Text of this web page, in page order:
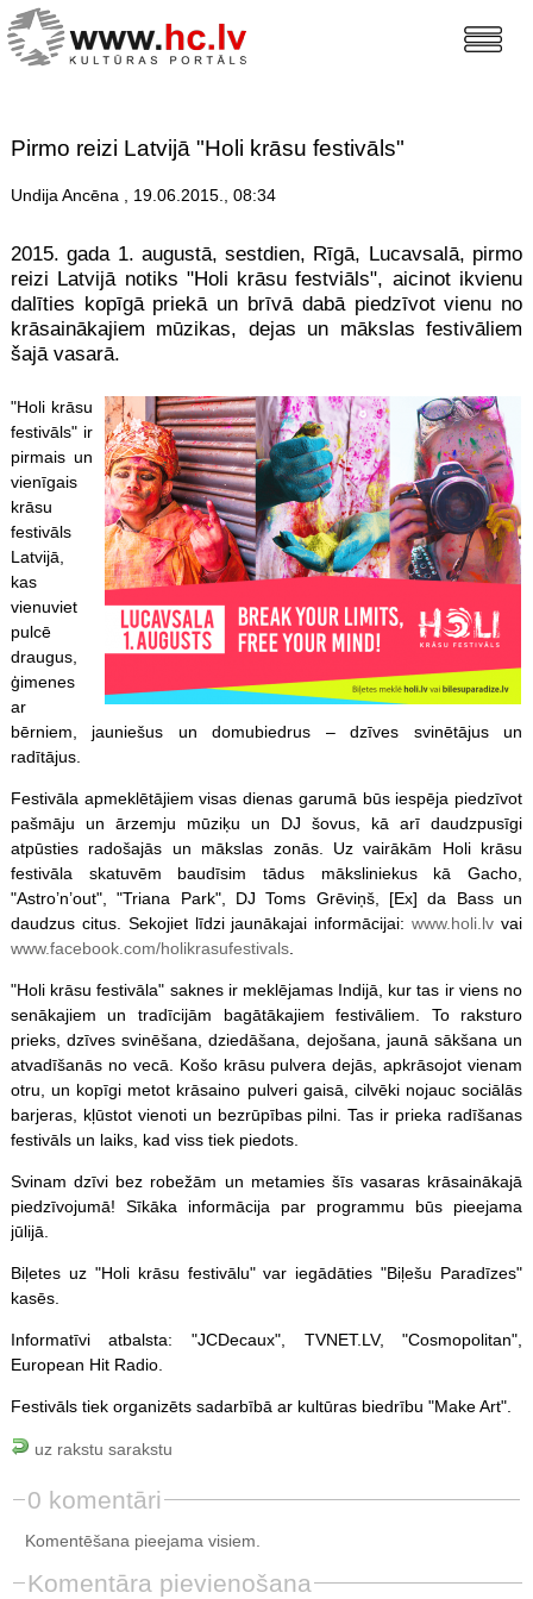
Pirmo reizi Latvijā "Holi krāsu festivāls"
Undija Ancēna , 19.06.2015., 08:34
2015. gada 1. augustā, sestdien, Rīgā, Lucavsalā, pirmo
reizi Latvijā notiks "Holi krāsu festviāls", aicinot ikvienu
dalīties kopīgā priekā un brīvā dabā piedzīvot vienu no
krāsainākajiem mūzikas, dejas un mākslas festivāliem
šajā vasarā.
"Holi krāsu
festivāls" ir
pirmais un
vienīgais
krāsu
festivāls
Latvijā,
kas
vienuviet
pulcē
draugus,
ģimenes
ar
bērniem, jauniešus un domubiedrus – dzīves svinētājus un
radītājus.
Festivāla apmeklētājiem visas dienas garumā būs iespēja piedzīvot
pašmāju un ārzemju mūziķu un DJ šovus, kā arī daudzpusīgi
atpūsties radošajās un mākslas zonās. Uz vairākām Holi krāsu
festivāla skatuvēm baudīsim tādus māksliniekus kā Gacho,
"Astro’n’out", "Triana Park", DJ Toms Grēviņš, [Ex] da Bass un
daudzus citus. Sekojiet līdzi jaunākajai informācijai:www.holi.lv vai
www.facebook.com/holikrasufestivals.
"Holi krāsu festivāla" saknes ir meklējamas Indijā, kur tas ir viens no
senākajiem un tradīcijām bagātākajiem festivāliem. To raksturo
prieks, dzīves svinēšana, dziedāšana, dejošana, jaunā sākšana un
atvadīšanās no vecā. Košo krāsu pulvera dejās, apkrāsojot vienam
otru, un kopīgi metot krāsaino pulveri gaisā, cilvēki nojauc sociālās
barjeras, kļūstot vienoti un bezrūpības pilni. Tas ir prieka radīšanas
festivāls un laiks, kad viss tiek piedots.
Svinam dzīvi bez robežām un metamies šīs vasaras krāsainākajā
piedzīvojumā! Sīkāka informācija par programmu būs pieejama
jūlijā.
Biļetes uz "Holi krāsu festivālu" var iegādāties "Biļešu Paradīzes"
kasēs.
Informatīvi atbalsta: "JCDecaux", TVNET.LV, "Cosmopolitan",
European Hit Radio.
Festivāls tiek organizēts sadarbībā ar kultūras biedrību "Make Art".
uz rakstu sarakstu
0 komentāri
Komentēšana pieejama visiem.
Komentāra pievienošana